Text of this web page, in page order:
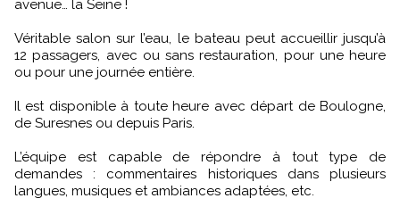
avenue… la Seine !
Véritable salon sur l’eau, le bateau peut accueillir jusqu’à
12 passagers, avec ou sans restauration, pour une heure
ou pour une journée entière.
Il est disponible à toute heure avec départ de Boulogne,
de Suresnes ou depuis Paris.
L’équipe est capable de répondre à tout type de
demandes : commentaires historiques dans plusieurs
langues, musiques et ambiances adaptées, etc.